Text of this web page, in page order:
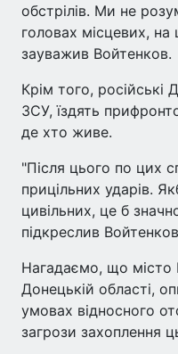
обстрілів. Ми не
головах місцевих,
зауважив Войтенков.
Крім того, російські
ЗСУ, їздять
де хто живе.
"Після цього по цих
прицільних ударів.
цивільних, це б
підкреслив
Нагадаємо, що місто
Донецькій області,
умовах відносного
загрози захоплення